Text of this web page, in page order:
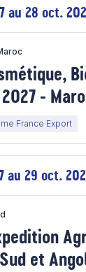
au 28 oct.
-
France Export
au 29 oct.
et